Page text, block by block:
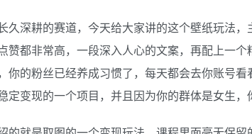
深耕的赛道，今天给大家讲的这个壁纸玩法，
赞都非常高，一段深入人心的文案，再配上一
你的粉丝已经养成习惯了，每天都会去你账号
变现的一个项目，并且因为你的群体是女生，